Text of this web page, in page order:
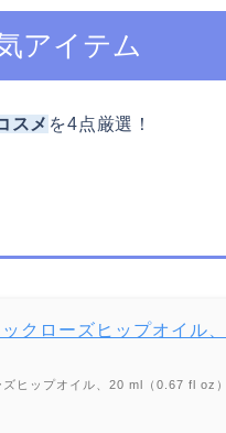
アイテム
スメ を4点厳選！
クローズヒップオイル
ヒップオイル、20 ml（0.67 fl oz）